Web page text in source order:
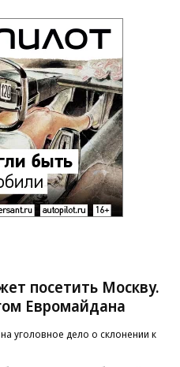
посетить Москву.
Евромайдана
уголовное дело о склонении к